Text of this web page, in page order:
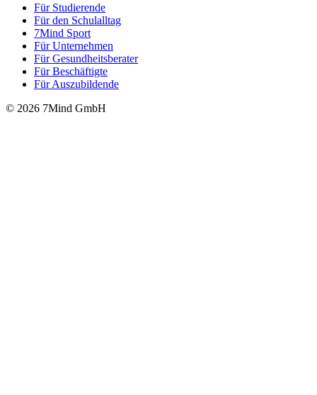
Für Stu­die­rende
Für den Schulalltag
7Mind Sport
Für Unter­neh­men
Für Gesund­heits­be­ra­ter
Für Beschäftigte
Für Auszubildende
© 2026 7Mind GmbH